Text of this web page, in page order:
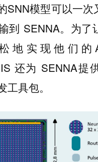
SNN模型可以一次
到 SENNA。为了
地实现他们的
还为 SENNA提
具包。